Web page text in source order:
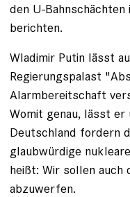
den U-
berichten.
Wladimir Putin lässt
Regierungspalast
Alarmbereitschaft
Womit genau, lässt
Deutschland fordern
glaubwürdige
heißt: Wir sollen auch
abzuwerfen.